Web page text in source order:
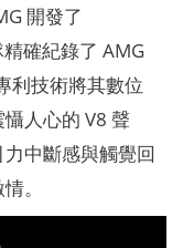
開發了
確紀錄了 AMG
利技術將其數位
人心的 V8 聲
中斷感與觸覺回
。